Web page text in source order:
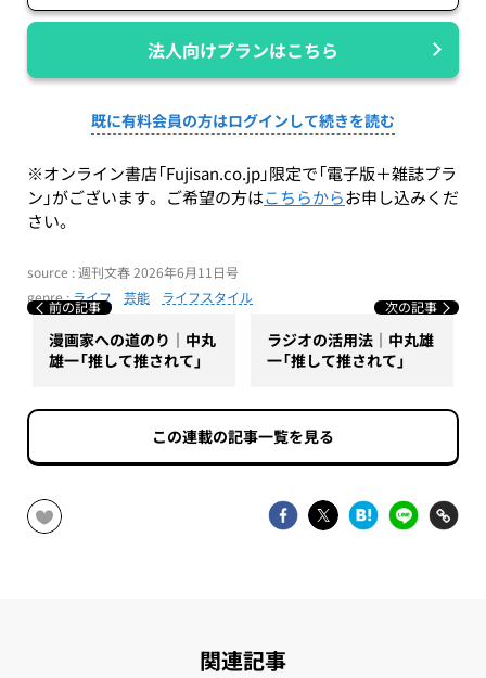
法人向けプランはこちら
既に有料会員の方はログインして続きを読む
※オンライン書店「Fujisan.co.jp」限定で「電子版＋雑誌プラ
ン」がございます。ご希望の方はこちらからお申し込みくだ
さい。
source : 週刊文春 2026年6月11日号
genre :ライフ 芸能 ライフスタイル
前の記事
漫画家への道のり｜中丸
雄一「推して推されて」
次の記事
ラジオの活用法｜中丸雄
一「推して推されて」
この連載の記事一覧を見る
関連記事